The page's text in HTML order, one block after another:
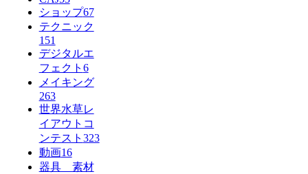
ショップ67
テクニック
151
デジタルエ
フェクト 6
メイキング
263
世界水草レ
イアウトコ
ンテスト 323
動画16
器具 素材